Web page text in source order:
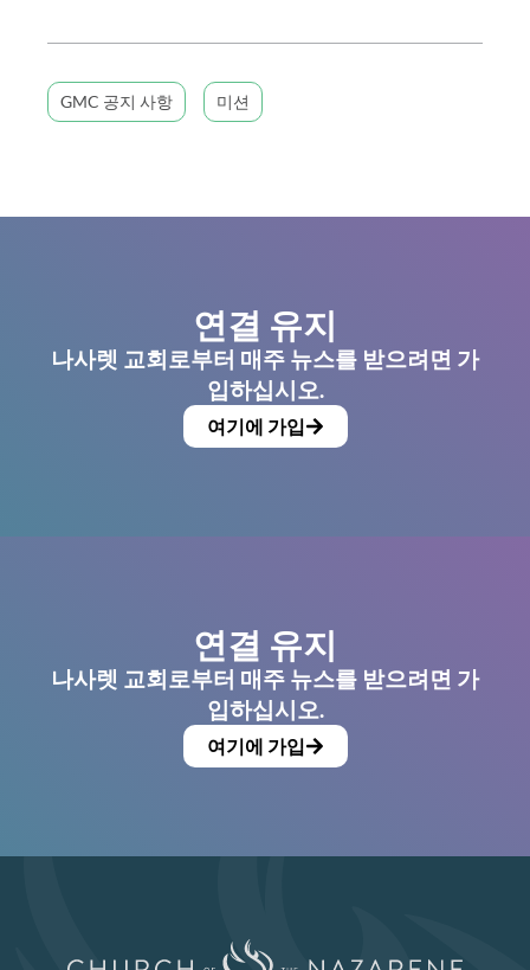
GMC 공지 사항 미션
연결 유지
나사렛 교회로부터 매주 뉴스를 받으려면 가
입하십시오.
여기에 가입
연결 유지
나사렛 교회로부터 매주 뉴스를 받으려면 가
입하십시오.
여기에 가입